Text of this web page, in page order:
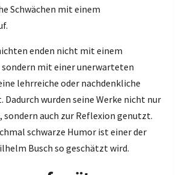
Schwächen mit einem
enden nicht mit einem
sondern mit einer unerwarteten
lehrreiche oder nachdenkliche
wurden seine Werke nicht nur
auch zur Reflexion genutzt.
schwarze Humor ist einer der
Busch so geschätzt wird.